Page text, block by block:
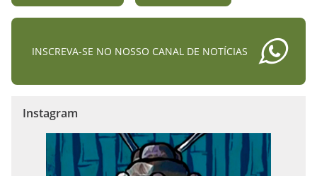
INSCREVA-SE NO NOSSO CANAL DE NOTÍCIAS
Instagram